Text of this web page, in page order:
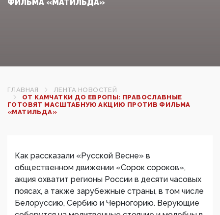
ФИЛЬМА «МАТИЛЬДА»
ГЛАВНАЯ
ЛЕНТА НОВОСТЕЙ
ОТ КАМЧАТКИ ДО ЕВРОПЫ: ПРАВОСЛАВНЫЕ
ГОТОВЯТ МАСШТАБНУЮ АКЦИЮ ПРОТИВ ФИЛЬМА
«МАТИЛЬДА»
Как рассказали «Русской Весне» в
общественном движении «Сорок сороков»,
акция охватит регионы России в десяти часовых
поясах, а также зарубежные страны, в том числе
Белоруссию, Сербию и Черногорию. Верующие